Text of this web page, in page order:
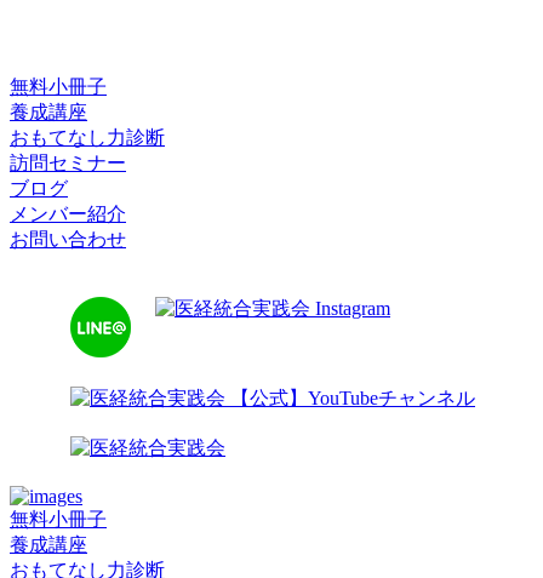
無料小冊子
養成講座
おもてなし力診断
訪問セミナー
ブログ
メンバー紹介
お問い合わせ
無料小冊子
養成講座
おもてなし力診断